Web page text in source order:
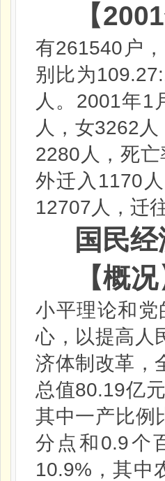
【2001
有261540 户，
别比为
人。 2001年1
人，女3262
2280 人，死亡
外迁入 1170
12707人，迁
国民
【概况
小平理论和
心，以提高人
济体制改革，
总值80.19亿
其中一产比例
分点和0.9个
10.9% ，其中